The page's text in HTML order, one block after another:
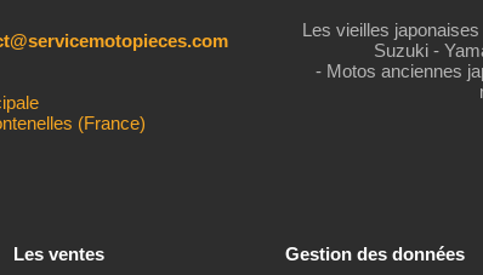
(France)
Les vieilles
Suzuki -
- Motos anciennes
Les ventes Gestion des données